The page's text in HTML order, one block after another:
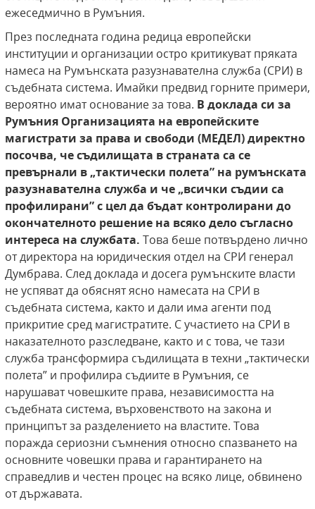
ежеседмично в Румъния.
През последната година редица европейски
институции и организации остро критикуват пряката
намеса на Румънската разузнавателна служба (СРИ) в
съдебната система. Имайки предвид горните примери,
вероятно имат основание за това. В доклада си за
Румъния Организацията на европейските
магистрати за права и свободи (МЕДЕЛ) директно
посочва, че съдилищата в страната са се
превърнали в „тактически полета” на румънската
разузнавателна служба и че „всички съдии са
профилирани” с цел да бъдат контролирани до
окончателното решение на всяко делосъгласно
интереса на службата. Това беше потвърдено лично
от директора на юридическия отдел на СРИ генерал
Думбрава. След доклада и досега румънските власти
не успяват да обяснят ясно намесата на СРИ в
съдебната система, както и дали има агенти под
прикритие сред магистратите. С участието на СРИ в
наказателното разследване, както и с това, че тази
служба трансформира съдилищата в техни „тактически
полета” и профилира съдиите в Румъния, се
нарушават човешките права, независимостта на
съдебната система, върховенството на закона и
принципът за разделението на властите. Това
поражда сериозни съмнения относно спазването на
основните човешки права и гарантирането на
справедлив и честен процес на всяко лице, обвинено
от държавата.